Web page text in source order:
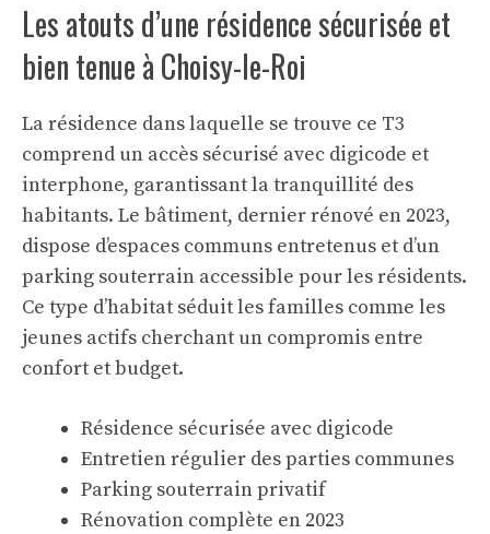
Les atouts d’une résidence sécurisée et
bien tenue à Choisy-le-Roi
La résidence dans laquelle se trouve ce T3
comprend un accès sécurisé avec digicode et
interphone, garantissant la tranquillité des
habitants. Le bâtiment, dernier rénové en 2023,
dispose d’espaces communs entretenus et d’un
parking souterrain accessible pour les résidents.
Ce type d’habitat séduit les familles comme les
jeunes actifs cherchant un compromis entre
confort et budget.
Résidence sécurisée avec digicode
Entretien régulier des parties communes
Parking souterrain privatif
Rénovation complète en 2023